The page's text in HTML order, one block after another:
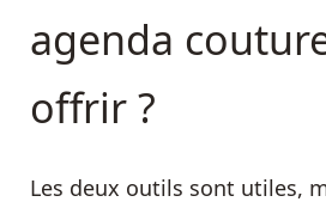
agenda
offrir ?
Les deux outils sont utiles,